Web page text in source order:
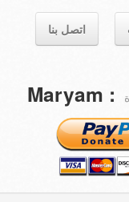
اتصل بنا
:
Maryam